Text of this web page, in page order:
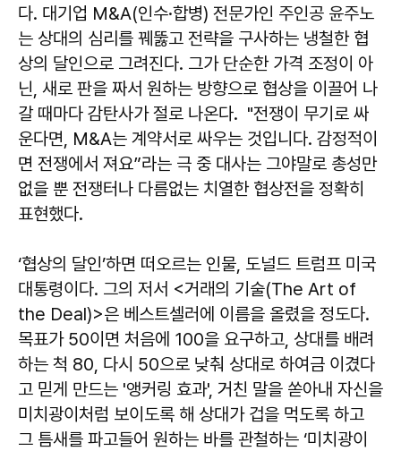
다. 대기업 M&A(인수·합병) 전문가인 주인공 윤주노
는 상대의 심리를 꿰뚫고 전략을 구사하는 냉철한 협
상의 달인으로 그려진다. 그가 단순한 가격 조정이 아
닌, 새로 판을 짜서 원하는 방향으로 협상을 이끌어 나
갈 때마다 감탄사가 절로 나온다. "전쟁이 무기로 싸
운다면, M&A는 계약서로 싸우는 것입니다. 감정적이
면 전쟁에서 져요”라는 극 중 대사는 그야말로 총성만
없을 뿐 전쟁터나 다름없는 치열한 협상전을 정확히
표현했다.
‘협상의 달인’하면 떠오르는 인물, 도널드 트럼프 미국
대통령이다. 그의 저서 <거래의 기술(The Art of
the Deal)>은 베스트셀러에 이름을 올렸을 정도다.
목표가 50이면 처음에 100을 요구하고, 상대를 배려
하는 척 80, 다시 50으로 낮춰 상대로 하여금 이겼다
고 믿게 만드는 '앵커링 효과', 거친 말을 쏟아내 자신을
미치광이처럼 보이도록 해 상대가 겁을 먹도록 하고
그 틈새를 파고들어 원하는 바를 관철하는 ‘미치광이